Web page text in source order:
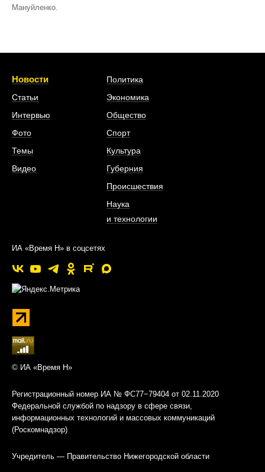
Мануйленко.
Новости
Статьи
Интервью
Фото
Темы
Видео
Политика
Экономика
Общество
Спорт
Культура
Губерния
Происшествия
Наука
и технологии
ИА «Время Н» в соцсетях
© ИА «Время Н»
Регистрационный номер ИА № ФС77−79404 от 02.11.2020
Федеральной службой по надзору в сфере связи,
информационных технологий и массовых коммуникаций
(Роскомнадзор)
Учредитель — Правительство Нижегородской области